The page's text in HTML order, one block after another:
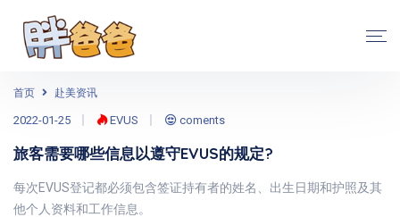
首页 赴美资讯
2022-01-25 EVUS coments
旅客需要哪些信息以遵守EVUS的规定?
每次EVUS登记都必须包含签证持有者的姓名、出生日期和护照及其
他个人资料和工作信息。